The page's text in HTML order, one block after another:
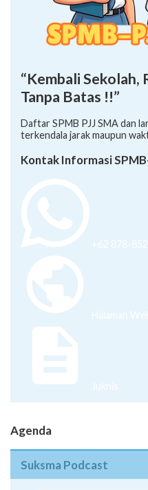
“Kembali Sekolah,
Tanpa Batas !!”
Daftar SPMB PJJ SMA dan
terkendala jarak maupun
Kontak Informasi
+62 878-
Halaman
Juknis
Agenda
Suksma Podcast